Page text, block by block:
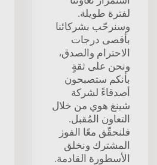
لفترة طويلة.
وسنرحّب بشركائنا
بأقصى درجات
الاحترام والصدق،
ونحن على ثقةٍ
بأنكم ستصبحون
أصدقاءً لشركة
شينغ هوي من خلال
التعاون المُقبل.
فلنحقّق معًا الفوز
المشترك ونخلق
الأسطورة القادمة.